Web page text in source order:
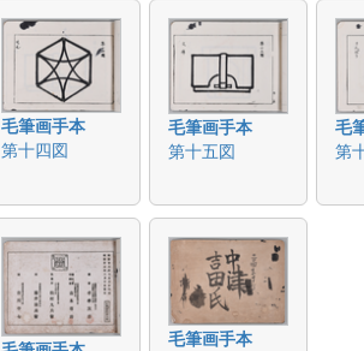
毛筆画手本
第十四図
毛筆画手本
第十五図
毛
第
毛筆画手本